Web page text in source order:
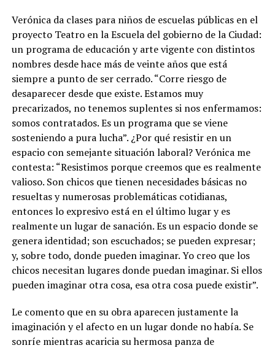
Verónica da clases para niños de escuelas públicas en el
proyecto Teatro en la Escuela del gobierno de la Ciudad:
un programa de educación y arte vigente con distintos
nombres desde hace más de veinte años que está
siempre a punto de ser cerrado. “Corre riesgo de
desaparecer desde que existe. Estamos muy
precarizados, no tenemos suplentes si nos enfermamos:
somos contratados. Es un programa que se viene
sosteniendo a pura lucha”. ¿Por qué resistir en un
espacio con semejante situación laboral? Verónica me
contesta: “Resistimos porque creemos que es realmente
valioso. Son chicos que tienen necesidades básicas no
resueltas y numerosas problemáticas cotidianas,
entonces lo expresivo está en el último lugar y es
realmente un lugar de sanación. Es un espacio donde se
genera identidad; son escuchados; se pueden expresar;
y, sobre todo, donde pueden imaginar. Yo creo que los
chicos necesitan lugares donde puedan imaginar. Si ellos
pueden imaginar otra cosa, esa otra cosa puede existir”.
Le comento que en su obra aparecen justamente la
imaginación y el afecto en un lugar donde no había. Se
sonríe mientras acaricia su hermosa panza de